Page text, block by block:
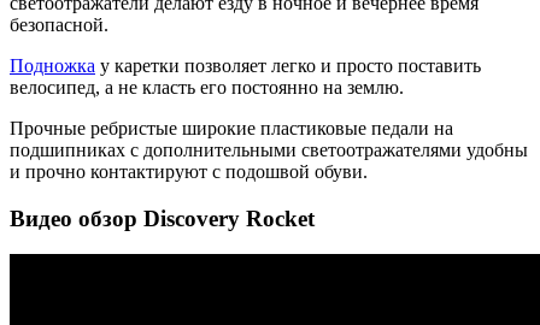
безопасной.
Подножка у каретки позволяет легко и просто поставить
велосипед, а не класть его постоянно на землю.
Прочные ребристые широкие пластиковые педали на
подшипниках с дополнительными светоотражателями удобны
и прочно контактируют с подошвой обуви.
Видео обзор Discovery Rocket